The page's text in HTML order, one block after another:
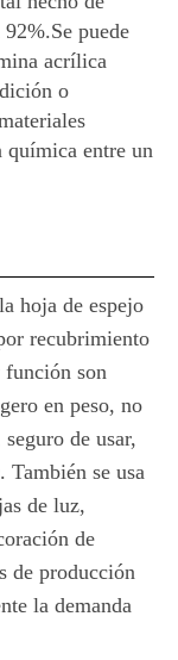
puede
acrílica
o
química entre un
hoja de espejo
recubrimiento
función son
en peso, no
de usar,
También se usa
de luz,
de
de producción
la demanda